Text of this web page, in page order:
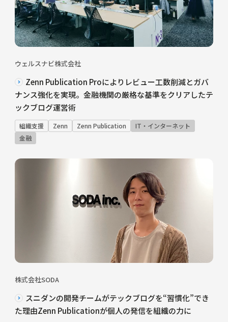
ウェルスナビ株式会社
Zenn Publication Proによりレビュー工数削減とガバ
ナンス強化を実現。金融機関の厳格な基準をクリアしたテ
ックブログ運営術
組織支援 Zenn Zenn Publication
IT・インターネット
金融
株式会社SODA
スニダンの開発チームがテックブログを“習慣化”でき
た理由Zenn Publicationが個人の発信を組織の力に